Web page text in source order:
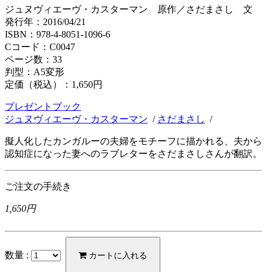
ジュヌヴィエーヴ・カスターマン 原作／さだまさし 文
発行年：2016/04/21
ISBN：978-4-8051-1096-6
Cコード：C0047
ページ数：33
判型：A5変形
定価（税込）： 1,650円
プレゼントブック
ジュヌヴィエーヴ・カスターマン / さだまさし /
擬人化したカンガルーの夫婦をモチーフに描かれる、夫から
認知症になった妻へのラブレターをさだまさしさんが翻訳。
ご注文の手続き
1,650円
数量 : カートに入れる